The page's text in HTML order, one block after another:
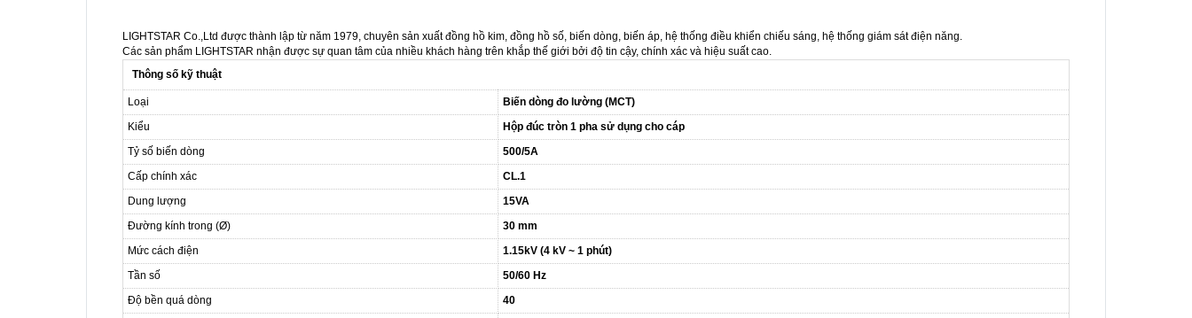
LIGHTSTAR Co.,Ltd được thành lập từ năm 1979, chuyên sản xuất đồng hồ kim, đồng hồ số, biến dòng, biến áp, hệ thống điều khiển chiếu sáng, hệ thống giám sát điện năng.
Các sản phẩm LIGHTSTAR nhận được sự quan tâm của nhiều khách hàng trên khắp thế giới bởi độ tin cậy, chính xác và hiệu suất cao.
Thông số kỹ thuật
Loại
Biến dòng đo lường (MCT)
Kiểu
Hộp đúc tròn 1 pha sử dụng cho cáp
Tỷ số biến dòng
500/5A
Cấp chính xác
CL.1
Dung lượng
15VA
Đường kính trong (Ø)
30 mm
Mức cách điện
1.15kV (4 kV ~ 1 phút)
Tần số
50/60 Hz
Độ bền quá dòng
40